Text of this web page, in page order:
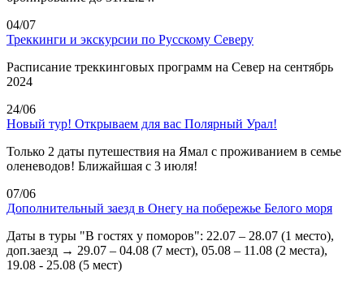
04/07
Треккинги и экскурсии по Русскому Северу
Расписание треккинговых программ на Север на сентябрь
2024
24/06
Новый тур! Открываем для вас Полярный Урал!
Только 2 даты путешествия на Ямал с проживанием в семье
оленеводов! Ближайшая с 3 июля!
07/06
Дополнительный заезд в Онегу на побережье Белого моря
Даты в туры "В гостях у поморов": 22.07 – 28.07 (1 место),
доп.заезд → 29.07 – 04.08 (7 мест), 05.08 – 11.08 (2 места),
19.08 - 25.08 (5 мест)